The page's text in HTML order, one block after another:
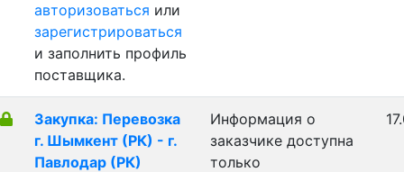
авторизоваться или
зарегистрироваться
и заполнить профиль
поставщика.
Закупка: Перевозка
г. Шымкент (РК) - г.
Павлодар (РК)
Информация о
заказчике доступна
только